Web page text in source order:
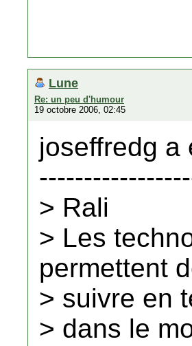
Lune
Re: un peu d'humour
19 octobre 2006, 02:45
joseffredg a
> Rali
> Les
permettent
> suivre en
> dans le